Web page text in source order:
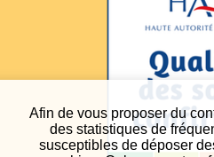
Afin de vous proposer du
des statistiques de
susceptibles de déposer